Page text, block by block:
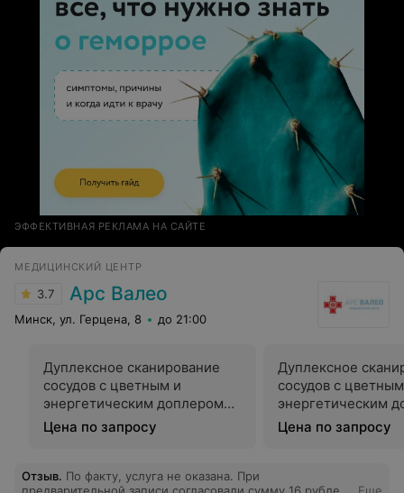
ЭФФЕКТИВНАЯ РЕКЛАМА НА САЙТЕ
МЕДИЦИНСКИЙ ЦЕНТР
3.7 Арс Валео
Минск, ул. Герцена, 8 до 21:00
Дуплексное сканирование
сосудов с цветным и
энергетическим доплером
одного артериального
бассейна нижних
мягкими тканями
Цена по запросу
Дуплексное
сосудов с
энергетическим
одного
бассейна верхних
Цена по запросу
Отзыв. По факту, услуга не оказана. При